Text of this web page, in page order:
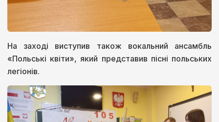
На заході виступив також вокальний ансамбль
«Польські квіти», який представив пісні польських
легіонів.